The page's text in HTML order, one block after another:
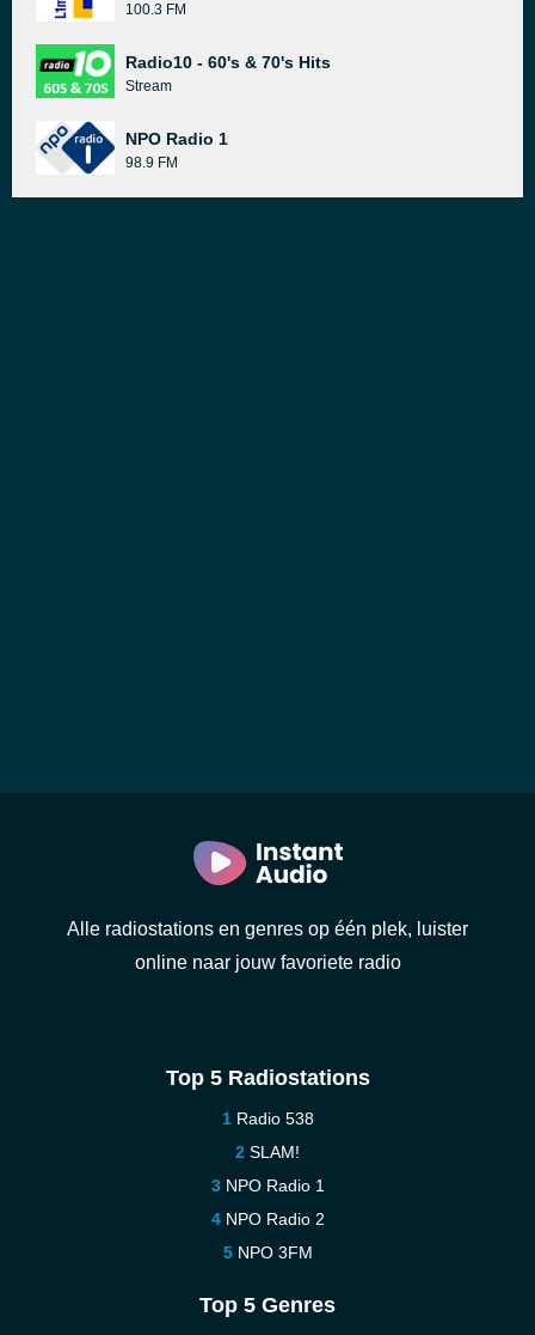
100.3 FM
Radio10 - 60's & 70's Hits
Stream
NPO Radio 1
98.9 FM
Alle radiostations en genres op één plek, luister
online naar jouw favoriete radio
Top 5 Radiostations
Radio 538
SLAM!
NPO Radio 1
NPO Radio 2
NPO 3FM
Top 5 Genres